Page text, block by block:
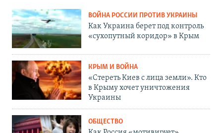
ВОЙНА РОССИИ ПРОТИВ УКРАИНЫ
Как Украина берет под контроль
«сухопутный коридор» в Крым
КРЫМ И ВОЙНА
«Стереть Киев с лица земли». Кто
в Крыму хочет уничтожения
Украины
ОБЩЕСТВО